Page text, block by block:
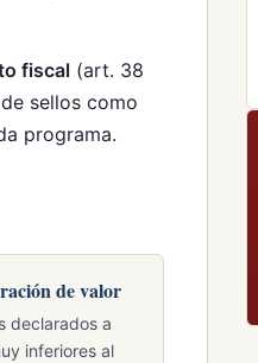
fiscal (art. 38
sellos como
programa.
de valor
declarados a
inferiores al